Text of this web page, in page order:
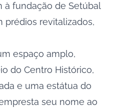
à fundação de Setúbal
prédios revitalizados,
espaço amplo,
do Centro Histórico,
e uma estátua do
seu nome ao